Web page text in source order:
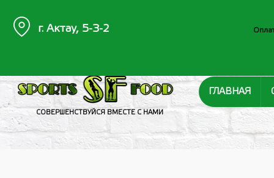
СОВЕРШЕНСТВУЙСЯ ВМЕСТЕ С НАМИ
ГЛАВНАЯ
г. Актау, 5-3-2